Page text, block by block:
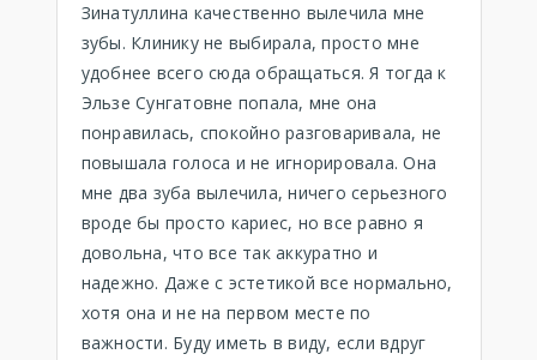
Зинатуллина качественно вылечила мне
зубы. Клинику не выбирала, просто мне
удобнее всего сюда обращаться. Я тогда к
Эльзе Сунгатовне попала, мне она
понравилась, спокойно разговаривала, не
повышала голоса и не игнорировала. Она
мне два зуба вылечила, ничего серьезного
вроде бы просто кариес, но все равно я
довольна, что все так аккуратно и
надежно. Даже с эстетикой все нормально,
хотя она и не на первом месте по
важности. Буду иметь в виду, если вдруг